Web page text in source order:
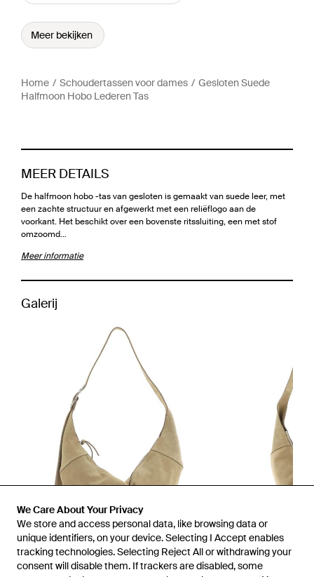
We Care About Your Privacy
We store and access personal data, like browsing data or
unique identifiers, on your device. Selecting I Accept enables
tracking technologies. Selecting Reject All or withdrawing your
consent will disable them. If trackers are disabled, some
Meer bekijken
Home Schoudertassen voor dames
Gesloten Suede
Halfmoon Hobo Lederen Tas
MEER DETAILS
De halfmoon hobo -tas van gesloten is gemaakt van suede leer, met
een zachte structuur en afgewerkt met een reliëflogo aan de
voorkant. Het beschikt over een bovenste ritssluiting, een met stof
omzoomd…
Meer informatie
Galerij